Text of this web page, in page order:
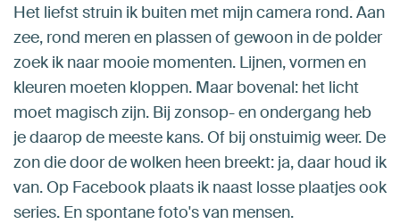
Het liefst struin ik buiten met mijn camera rond. Aan
zee, rond meren en plassen of gewoon in de polder
zoek ik naar mooie momenten. Lijnen, vormen en
kleuren moeten kloppen. Maar bovenal: het licht
moet magisch zijn. Bij zonsop- en ondergang heb
je daarop de meeste kans. Of bij onstuimig weer. De
zon die door de wolken heen breekt: ja, daar houd ik
van. Op Facebook plaats ik naast losse plaatjes ook
series. En spontane foto's van mensen.